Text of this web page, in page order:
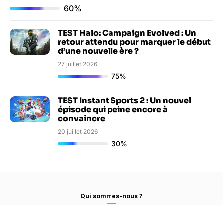
60%
TEST Halo: Campaign Evolved : Un
retour attendu pour marquer le début
d’une nouvelle ère ?
27 juillet 2026
75%
TEST Instant Sports 2 : Un nouvel
épisode qui peine encore à
convaincre
20 juillet 2026
30%
Qui sommes-nous ?